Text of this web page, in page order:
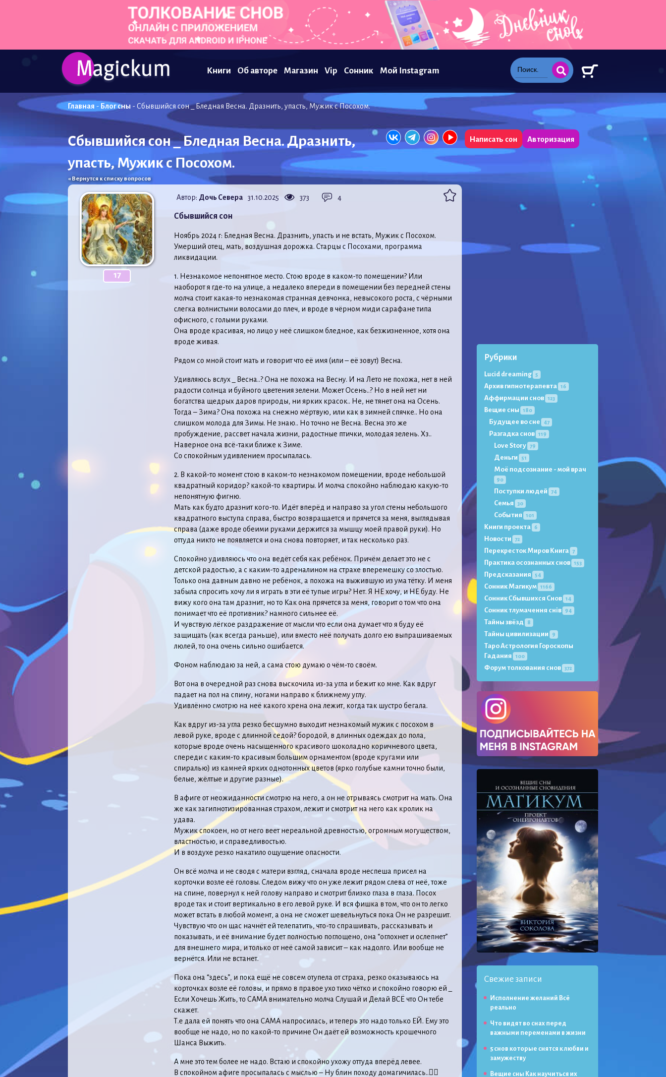
Книги Об авторе Магазин Vip Сонник Мой Instagram
Главная - Блог сны - Сбывшийся сон _ Бледная Весна. Дразнить, упасть, Мужик с Посохом.
Сбывшийся сон _ Бледная Весна. Дразнить,
упасть, Мужик с Посохом.
« Вернутся к списку вопросов
Написать сон Авторизация
17
Автор: Дочь Севера 31.10.2025 373 4
Сбывшийся сон
Ноябрь 2024 г: Бледная Весна. Дразнить, упасть и не встать, Мужик с Посохом.
Умерший отец, мать, воздушная дорожка. Старцы с Посохами, программа
ликвидации.
1. Незнакомое непонятное место. Стою вроде в каком-то помещении? Или
наоборот я где-то на улице, а недалеко впереди в помещении без передней стены
молча стоит какая-то незнакомая странная девчонка, невысокого роста, с чёрными
слегка волнистыми волосами до плеч, и вроде в чёрном миди сарафане типа
офисного, с голыми руками.
Она вроде красивая, но лицо у неё слишком бледное, как безжизненное, хотя она
вроде живая.
Рядом со мной стоит мать и говорит что её имя (или – её зовут) Весна.
Удивляюсь вслух _ Весна..? Она не похожа на Весну. И на Лето не похожа, нет в ней
радости солнца и буйного цветения зелени. Может Осень..? Но в ней нет ни
богатства щедрых даров природы, ни ярких красок.. Не, не тянет она на Осень.
Тогда – Зима? Она похожа на снежно мёртвую, или как в зимней спячке.. Но она
слишком молода для Зимы. Не знаю.. Но точно не Весна. Весна это же
пробуждение, рассвет начала жизни, радостные птички, молодая зелень. Хз..
Наверное она всё-таки ближе к Зиме.
Со спокойным удивлением просыпалась.
2. В какой-то момент стою в каком-то незнакомом помещении, вроде небольшой
квадратный коридор? какой-то квартиры. И молча спокойно наблюдаю какую-то
непонятную фигню.
Мать как будто дразнит кого-то. Идёт вперёд и направо за угол стены небольшого
квадратного выступа справа, быстро возвращается и прячется за меня, выглядывая
справа (даже вроде обеими руками держится за мышцу моей правой руки). Но
оттуда никто не появляется и она снова повторяет, и так несколько раз.
Спокойно удивляюсь что она ведёт себя как ребёнок. Причём делает это не с
детской радостью, а с каким-то адреналином на страхе вперемешку со злостью.
Только она давным давно не ребёнок, а похожа на выжившую из ума тётку. И меня
забыла спросить хочу ли я играть в эти её тупые игры? Нет. Я НЕ хочу, и НЕ буду. Не
вижу кого она там дразнит, но то Как она прячется за меня, говорит о том что она
понимает что её противник? намного сильнее её.
И чувствую лёгкое раздражение от мысли что если она думает что я буду её
защищать (как всегда раньше), или вместо неё получать долго ею выпрашиваемых
люлей, то она очень сильно ошибается.
Фоном наблюдаю за ней, а сама стою думаю о чём-то своём.
Вот она в очередной раз снова выскочила из-за угла и бежит ко мне. Как вдруг
падает на пол на спину, ногами направо к ближнему углу.
Удивлённо смотрю на неё какого хрена она лежит, когда так шустро бегала.
Как вдруг из-за угла резко бесшумно выходит незнакомый мужик с посохом в
левой руке, вроде с длинной седой? бородой, в длинных одеждах до пола,
которые вроде очень насыщенного красивого шоколадно коричневого цвета,
спереди с каким-то красивым большим орнаментом (вроде кругами или
спиралью) из камней ярких однотонных цветов (ярко голубые камни точно были,
белые, жёлтые и другие разные).
В афиге от неожиданности смотрю на него, а он не отрываясь смотрит на мать. Она
же как загипнотизированная страхом, лежит и смотрит на него как кролик на
удава.
Мужик спокоен, но от него веет нереальной древностью, огромным могуществом,
властностью, и справедливостью.
И в воздухе резко накатило ощущение опасности.
Он всё молча и не сводя с матери взгляд, сначала вроде неспеша присел на
корточки возле её головы. Следом вижу что он уже лежит рядом слева от неё, тоже
на спине, повернул к ней голову направо и смотрит близко глаза в глаза. Посох
вроде так и стоит вертикально в его левой руке. И вся фишка в том, что он то легко
может встать в любой момент, а она не сможет шевельнуться пока Он не разрешит.
Чувствую что он щас начнёт ей телепатить, что-то спрашивать, рассказывать и
показывать, и её внимание будет полностью поглощено, она “оглохнет и ослепнет”
для внешнего мира, и только от неё самой зависит – как надолго. Или вообще не
вернётся. Или не встанет.
Пока она “здесь”, и пока ещё не совсем отупела от страха, резко оказываюсь на
корточках возле её головы, и прямо в правое ухо тихо чётко и спокойно говорю ей _
Если Хочешь Жить, то САМА внимательно молча Слушай и Делай ВСЁ что Он тебе
скажет.
Т.е дала ей понять что она САМА напросилась, и теперь это надо только ЕЙ. Ему это
вообще не надо, но по какой-то причине Он даёт ей возможность крошечного
Шанса Выжить.
А мне это тем более не надо. Встаю и спокойно ухожу оттуда вперёд левее.
В спокойном афиге просыпалась с мыслью – Ну блин походу домагичилась..🤦‍♀️
Рубрики
Lucid dreaming 5
Архив гипнотерапевта 16
Аффирмации снов 123
Вещие сны 180
Будущее во сне 47
Разгадка снов 119
Love Story 79
Деньги 51
Моё подсознание - мой врач
90
Поступки людей 74
Семья 30
События 101
Книги проекта 6
Новости 72
Перекресток Миров Книга 7
Практика осознанных снов 153
Предсказания 54
Сонник Магикум 1166
Сонник Сбывшихся Снов 14
Сонник тлумачення снів 94
Тайны звёзд 8
Тайны цивилизации 9
Таро Астрология Гороскопы
Гадания
100
Форум толкования снов 372
Свежие записи
Исполнение желаний Всё
реально
Что видят во снах перед
важными переменами в жизни
5 снов которые снятся к любви и
замужеству
Вещие сны Как научиться их